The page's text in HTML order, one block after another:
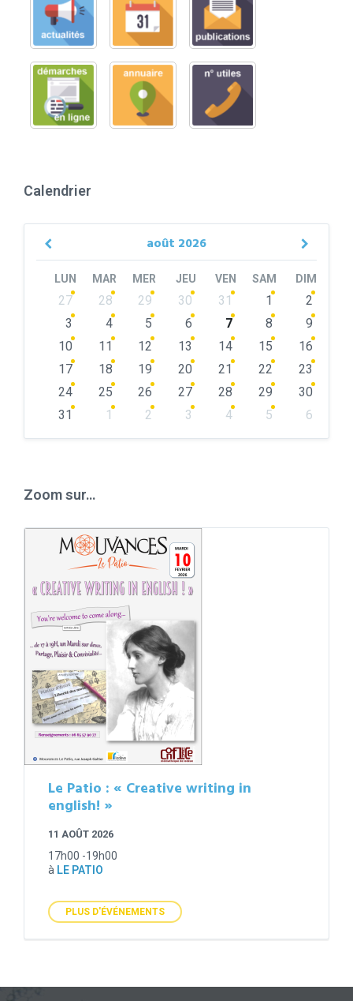
Calendrier
août 2026
Previous
LUN MAR MER JEU VEN SAM DIM
Skip
calendar
27 28 29 30 31 1
2
3
4 5 6 7 8
9
10
11 12 13 14 15
16
17
18 19 20 21 22
23
24
25 26 27 28 29
30
31
1 2 3 4 5
6
Zoom sur…
Le Patio : « Creative writing in
english! »
11 AOÛT 2026
17h00 -19h00
à LE PATIO
PLUS D'ÉVÉNEMENTS